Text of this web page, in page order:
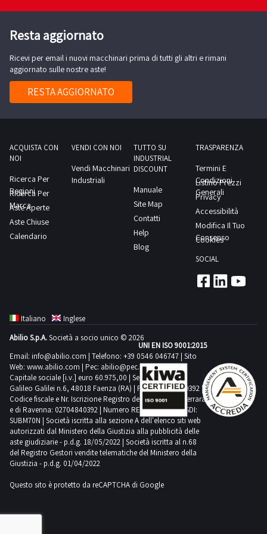
che
dovrà
a
il
entro
60
giorni
Professionista.
caso
di
mancata
documentazione
farà
apposita
segnalazione
alle
autorità
di
riparato.
Si
precisa
ulteriormente
che
obbligarsi
riparare
inviarne
apposita
certificazione
al
Professionista.
Quest’ultimo,
in
caso
di
mancata
farà
non
essere
utilizzato,
ma
fine
di
essere
a
riparare
bene
entro
60
giorni
dalla
vendita
e
a
inviarne
RITIRO:-
massima
prevista
per
lo
svolgimento
delle
di
dal
Resta aggiornato
Ricevi per email i nuovi macchinari prima di tutti gli altri e rimani
aggiornato sulle nostre aste!
RESTA AGGIORNATO
ACQUISTA CON
NOI
Ricerca Per
Regioni
Ricerca Per
Marca
Aste Aperte
Aste Chiuse
Calendario
VENDI CON NOI
Vendi Macchinari
Industriali
TUTTO SU
INDUSTRIAL
DISCOUNT
Manuale
Site Map
Contatti
Help
Blog
TRASPARENZA
Termini E
Condizioni
Generali
Listino Prezzi
Privacy
Accessibilità
Modifica Il Tuo
Consenso
Cookies
SOCIAL
Italiano
Inglese
Abilio S.p.A.Società a socio unico © 2026
Email: info@abilio.com | Telefono: +39 0546 046747 | Sito
Web: www.abilio.com | Pec: abilio@pec.illimity.com
Capitale sociale [i.v.] euro 60.975,00 | Sede legale in Via
Galileo Galilei n.6, 48018 Faenza (RA) | P.IVA: 02704840392 |
Codice fiscale e Nr. Iscrizione Registro delle Imprese di Ferrara
e di Ravenna: 02704840392 | Numero REA RA 224830 | SDI:
SUBM70N | Società iscritta alla sezione A dell'elenco siti web
autorizzati dal Ministero della Giustizia alla pubblicità delle
aste giudiziarie - p.d.g. 18/05/2022 | Società iscritta al n.68
del Registro Gestori vendite telematiche del Ministero della
Giustizia - p.d.g. 01/04/2022
Questo sito è protetto da reCAPTCHA di Google
UNI EN ISO 9001:2015